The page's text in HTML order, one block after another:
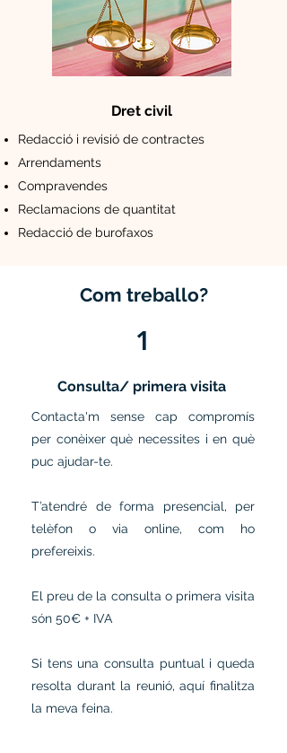
Dret civil
Redacció i revisió de contractes
Arrendaments
Compravendes
Reclamacions de quantitat
Redacció de burofaxos
Com treballo?
1
Consulta/ primera visita
Contacta'm sense cap compromís
per conèixer què necessites i en què
puc ajudar-te.
T’atendré de forma presencial, per
telèfon o via online, com ho
prefereixis.
El preu de la consulta o primera visita
són 50€ + IVA
Si tens una consulta puntual i queda
resolta durant la reunió, aquí finalitza
la meva feina.